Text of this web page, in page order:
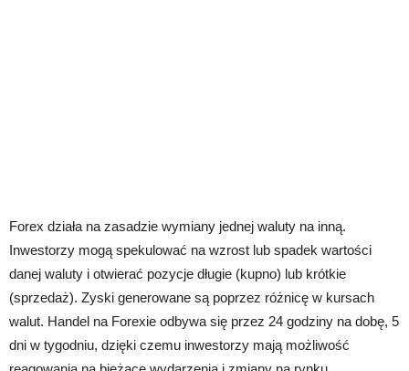
Forex działa na zasadzie wymiany jednej waluty na inną.
Inwestorzy mogą spekulować na wzrost lub spadek wartości
danej waluty i otwierać pozycje długie (kupno) lub krótkie
(sprzedaż). Zyski generowane są poprzez różnicę w kursach
walut. Handel na Forexie odbywa się przez 24 godziny na dobę, 5
dni w tygodniu, dzięki czemu inwestorzy mają możliwość